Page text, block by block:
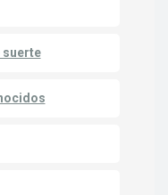
suerte